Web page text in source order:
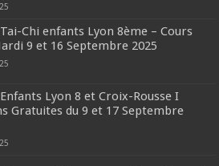
Chi enfants Lyon 8ème – Cours
9 et 16 Septembre 2025
Lyon 8 et Croix-Rousse I
Gratuites du 9 et 17 Septembre